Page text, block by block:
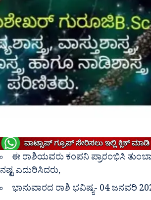
ಈ ರಾಶಿಯವರು ಕಂಪನಿ ಪ್ರಾರಂಭಿಸಿ ತುಂಬಾ
ನಷ್ಟ ಎದುರಿಸಿದರು,
ಭಾನುವಾರದ ರಾಶಿ ಭವಿಷ್ಯ- 04 ಜನವರಿ